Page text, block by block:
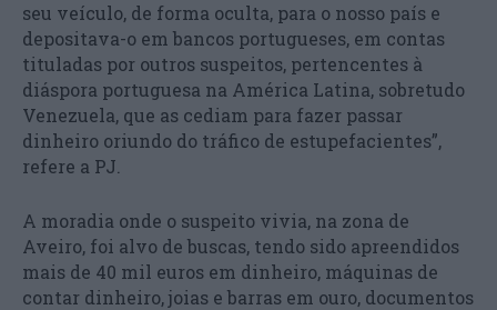
seu veículo, de forma oculta, para o nosso país e
depositava-o em bancos portugueses, em contas
tituladas por outros suspeitos, pertencentes à
diáspora portuguesa na América Latina, sobretudo
Venezuela, que as cediam para fazer passar
dinheiro oriundo do tráfico de estupefacientes”,
refere a PJ.
A moradia onde o suspeito vivia, na zona de
Aveiro, foi alvo de buscas, tendo sido apreendidos
mais de 40 mil euros em dinheiro, máquinas de
contar dinheiro, joias e barras em ouro, documentos